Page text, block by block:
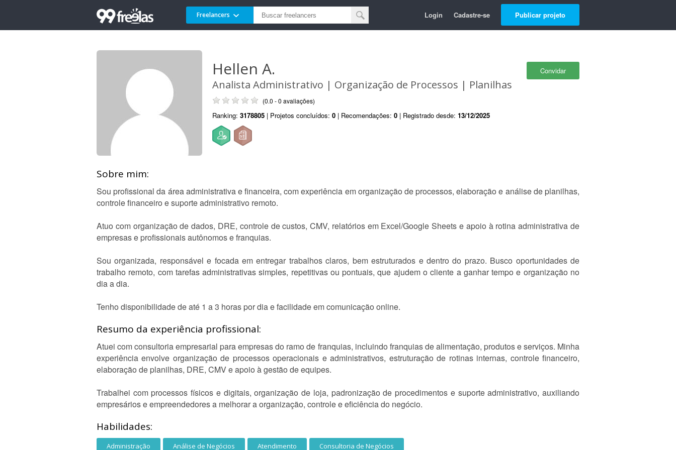
Freelancers Login Cadastre-se Publicar projeto
Convidar
Hellen A.
Analista Administrativo | Organização de Processos | Planilhas
(0.0 - 0 avaliações)
Ranking: 3178805 | Projetos concluídos: 0 | Recomendações: 0 | Registrado desde: 13/12/2025
Sobre mim:
Sou profissional da área administrativa e financeira, com experiência em organização de processos, elaboração e análise de planilhas,
controle financeiro e suporte administrativo remoto.
Atuo com organização de dados, DRE, controle de custos, CMV, relatórios em Excel/Google Sheets e apoio à rotina administrativa de
empresas e profissionais autônomos e franquias.
Sou organizada, responsável e focada em entregar trabalhos claros, bem estruturados e dentro do prazo. Busco oportunidades de
trabalho remoto, com tarefas administrativas simples, repetitivas ou pontuais, que ajudem o cliente a ganhar tempo e organização no
dia a dia.
Tenho disponibilidade de até 1 a 3 horas por dia e facilidade em comunicação online.
Resumo da experiência profissional:
Atuei com consultoria empresarial para empresas do ramo de franquias, incluindo franquias de alimentação, produtos e serviços. Minha
experiência envolve organização de processos operacionais e administrativos, estruturação de rotinas internas, controle financeiro,
elaboração de planilhas, DRE, CMV e apoio à gestão de equipes.
Trabalhei com processos físicos e digitais, organização de loja, padronização de procedimentos e suporte administrativo, auxiliando
empresários e empreendedores a melhorar a organização, controle e eficiência do negócio.
Habilidades:
Administração Análise de Negócios Atendimento Consultoria de Negócios